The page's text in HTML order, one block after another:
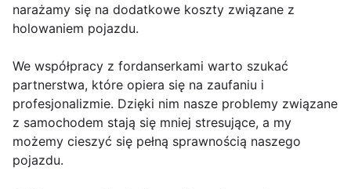
narażamy się na dodatkowe koszty związane z
holowaniem pojazdu.
We współpracy z fordanserkami warto szukać
partnerstwa, które opiera się na zaufaniu i
profesjonalizmie. Dzięki nim nasze problemy związane
z samochodem stają się mniej stresujące, a my
możemy cieszyć się pełną sprawnością naszego
pojazdu.